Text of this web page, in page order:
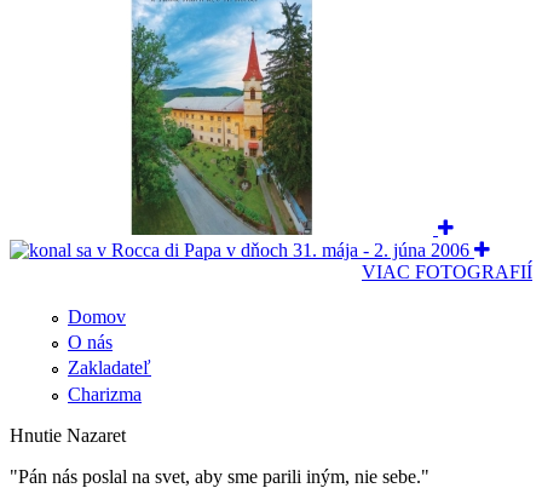
VIAC FOTOGRAFIÍ
Domov
O nás
Zakladateľ
Charizma
Hnutie Nazaret
"Pán nás poslal na svet, aby sme parili iným, nie sebe."